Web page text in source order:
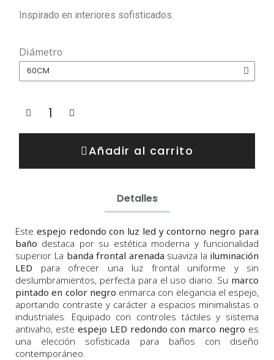
Inspirado en interiores sofisticados.
Diámetro
Añadir al carrito
Detalles
Este espejo redondo con luz led y contorno negro para
baño destaca por su estética moderna y funcionalidad
superior. La banda frontal arenada suaviza la iluminación
LED para ofrecer una luz frontal uniforme y sin
deslumbramientos, perfecta para el uso diario. Su marco
pintado en color negro enmarca con elegancia el espejo,
aportando contraste y carácter a espacios minimalistas o
industriales. Equipado con controles táctiles y sistema
antivaho, este espejo LED redondo con marco negro es
una elección sofisticada para baños con diseño
contemporáneo.